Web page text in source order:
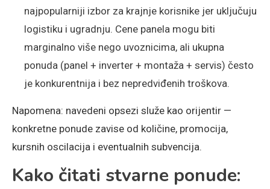
najpopularniji izbor za krajnje korisnike jer uključuju
logistiku i ugradnju. Cene panela mogu biti
marginalno više nego uvoznicima, ali ukupna
ponuda (panel + inverter + montaža + servis) često
je konkurentnija i bez nepredviđenih troškova.
Napomena: navedeni opsezi služe kao orijentir —
konkretne ponude zavise od količine, promocija,
kursnih oscilacija i eventualnih subvencija.
Kako čitati stvarne ponude: